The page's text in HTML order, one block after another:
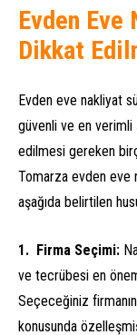
Evden
Dikkat
Evden eve nakliyat
güvenli ve en
edilmesi gereken
Tomarza evden eve
aşağıda belirtilen
Firma Seçimi:
ve tecrübesi en
Seçeceğiniz
konusunda